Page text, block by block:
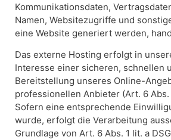
Kommunikationsdaten,
Namen, Websitezugriffe und
eine Website generiert werden,
Das externe Hosting erfolgt in
Interesse einer sicheren, schnellen
Bereitstellung unseres Online-
professionellen Anbieter (Art. 6 Abs.
Sofern eine entsprechende
wurde, erfolgt die Verarbeitung
Grundlage von Art. 6 Abs. 1 lit. a